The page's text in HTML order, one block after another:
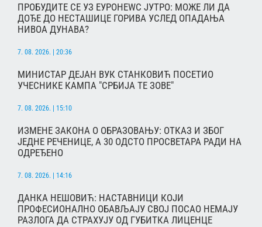
ПРОБУДИТЕ СЕ УЗ ЕУРОНЕWС ЈУТРО: МОЖЕ ЛИ ДА
ДОЂЕ ДО НЕСТАШИЦЕ ГОРИВА УСЛЕД ОПАДАЊА
НИВОА ДУНАВА?
7. 08. 2026. | 20:36
МИНИСТАР ДЕЈАН ВУК СТАНКОВИЋ ПОСЕТИО
УЧЕСНИКЕ КАМПА "СРБИЈА ТЕ ЗОВЕ"
7. 08. 2026. | 15:10
ИЗМЕНЕ ЗАКОНА О ОБРАЗОВАЊУ: ОТКАЗ И ЗБОГ
ЈЕДНЕ РЕЧЕНИЦЕ, А 30 ОДСТО ПРОСВЕТАРА РАДИ НА
ОДРЕЂЕНО
7. 08. 2026. | 14:16
ДАНКА НЕШОВИЋ: НАСТАВНИЦИ КОЈИ
ПРОФЕСИОНАЛНО ОБАВЉАЈУ СВОЈ ПОСАО НЕМАЈУ
РАЗЛОГА ДА СТРАХУЈУ ОД ГУБИТКА ЛИЦЕНЦЕ